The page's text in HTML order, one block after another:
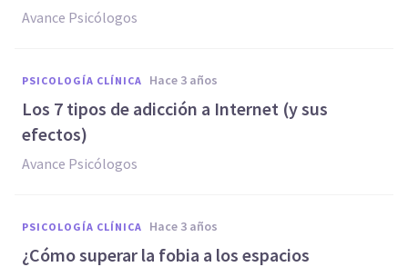
Avance Psicólogos
PSICOLOGÍA CLÍNICA hace 3 años
Los 7 tipos de adicción a Internet (y sus
efectos)
Avance Psicólogos
PSICOLOGÍA CLÍNICA hace 3 años
¿Cómo superar la fobia a los espacios